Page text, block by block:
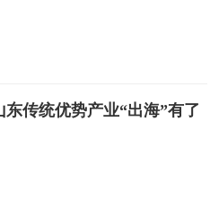
传统优势产业“出海”有了